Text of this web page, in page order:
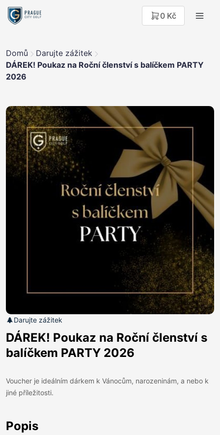
0 Kč
Domů
Darujte zážitek
DÁREK! Poukaz na Roční členství s balíčkem PARTY
2026
Darujte zážitek
DÁREK! Poukaz na Roční členství s
balíčkem PARTY 2026
Voucher je ideálním dárkem k Vánocům, narozeninám, a nebo k
jiné příležitosti.
Popis